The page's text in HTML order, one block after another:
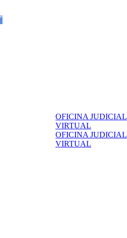
OFICINA JUDICIAL
VIRTUAL
OFICINA JUDICIAL
VIRTUAL